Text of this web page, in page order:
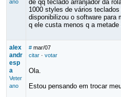
ano
de qq teclado arranjador da
1000 styles de vários
disponibilizou o software para
q ele custa menos q a metade
alex
andr
esp
a
Veter
ano
# mar/07
citar· votar
Ola.
Estou pensando em trocar